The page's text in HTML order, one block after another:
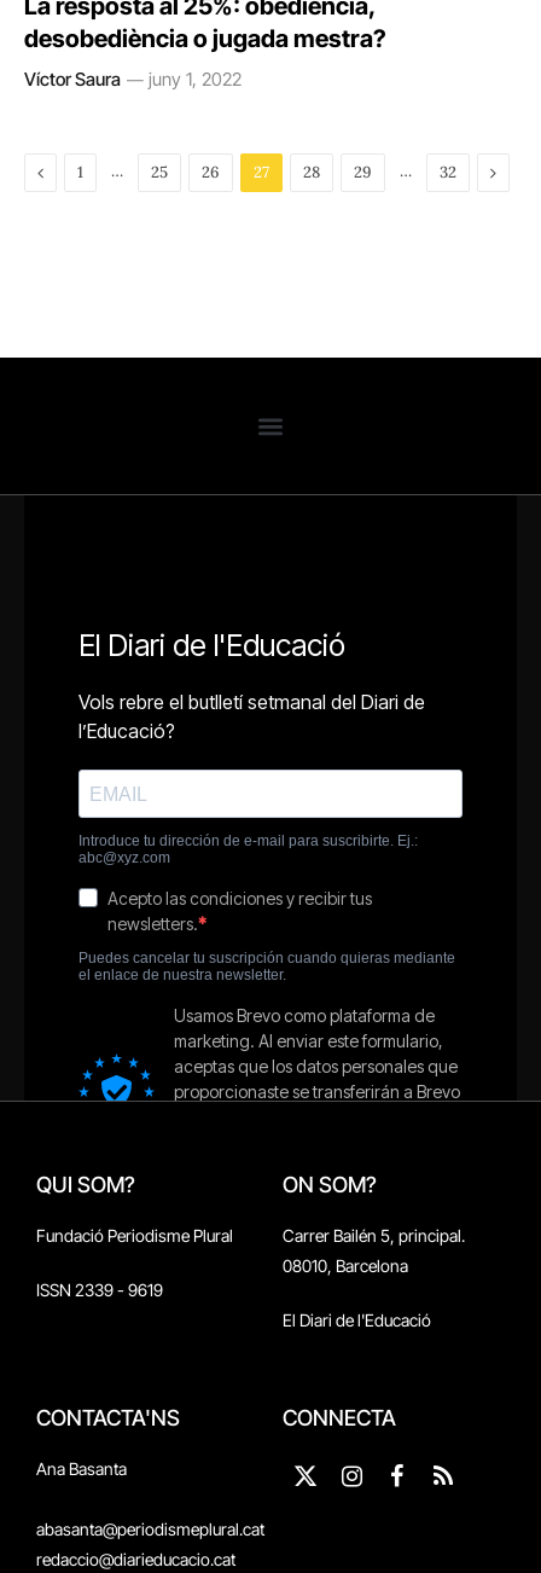
La resposta al 25%: obediència,
desobediència o jugada mestra?
Víctor Saura juny 1, 2022
Previous
1 … 25 26 27 28 29 … 32 Next
QUI SOM?
Fundació Periodisme Plural
ISSN 2339 - 9619
ON SOM?
Carrer Bailén 5, principal.
08010, Barcelona
El Diari de l'Educació
CONTACTA'NS
Ana Basanta
abasanta@periodismeplural.cat
redaccio@diarieducacio.cat
CONNECTA
X
Instagram
Facebook
RSS